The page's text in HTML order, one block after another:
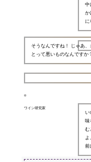
中
か
に
そうなんですね！ じゃあ
とって悪いものなんですか
ワイン研究家
い
味
む
前